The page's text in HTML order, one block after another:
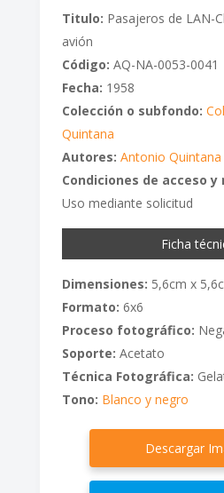
Titulo: Pasajeros de LAN-
avión
Código: AQ-NA-0053-0041
Fecha: 1958
Colección o subfondo:
Quintana
Autores: Antonio Quintana
Condiciones de acceso y
Uso mediante solicitud
Ficha
Dimensiones: 5,6cm x
Formato: 6x6
Proceso fotográfico:
Soporte: Acetato
Técnica Fotográfica:
Tono: Blanco y negro
Descargar